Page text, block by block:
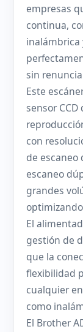
empresas
continua,
inalámbrica
sin
Este
sensor
con
de escaneo
escaneo
grandes
El
gestión de
que la
flexibilidad
cualquier
como
El Brother